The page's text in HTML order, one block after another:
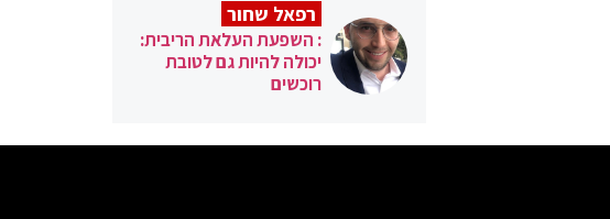
רפאל שחור
: השפעת העלאת הריבית:
יכולה להיות גם לטובת
רוכשים